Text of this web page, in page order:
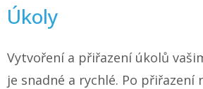
Úkoly
Vytvoření a přiřazení úkolů
je snadné a rychlé. Po přiřazení